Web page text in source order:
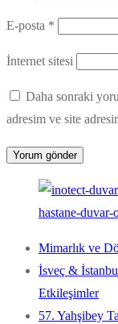
E-posta *
İnternet sitesi
Daha sonraki
adresim ve site
Mimarlık ve
İsveç &
Etkileşimler
57. Yahşibey